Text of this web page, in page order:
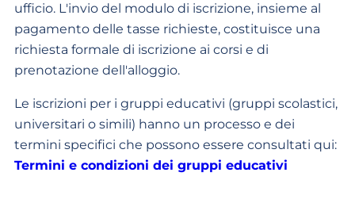
ufficio. L'invio del modulo di iscrizione, insieme al
pagamento delle tasse richieste, costituisce una
richiesta formale di iscrizione ai corsi e di
prenotazione dell'alloggio.
Le iscrizioni per i gruppi educativi (gruppi scolastici,
universitari o simili) hanno un processo e dei
termini specifici che possono essere consultati qui:
Termini e condizioni dei gruppi educativi